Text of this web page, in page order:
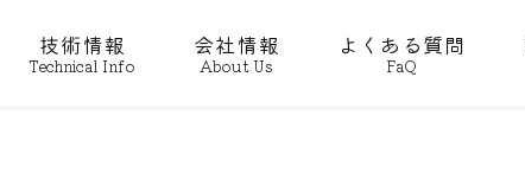
技術情報
Technical Info
会社情報
About Us
よくある質問
FaQ